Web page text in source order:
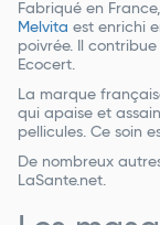
Fabriqué en France,
Melvita est enrichi
poivrée. Il
Ecocert.
La marque
qui apaise et
pellicules. Ce soin
De nombreux
LaSante.net.